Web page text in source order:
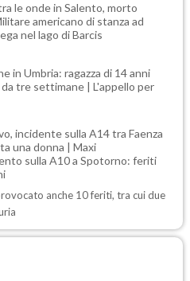
le onde in Salento, morto
americano di stanza ad
nel lago di Barcis
in Umbria: ragazza di 14 anni
da tre settimane | L'appello per
incidente sulla A14 tra Faenza
una donna | Maxi
sulla A10 a Spotorno: feriti
anche 10 feriti, tra cui due